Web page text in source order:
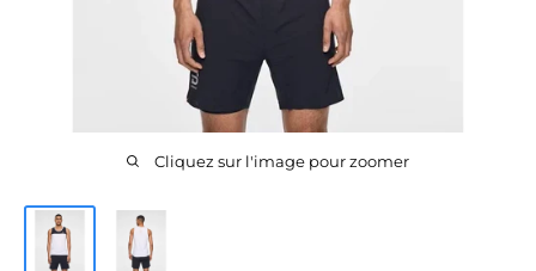
Cliquez sur l'image pour zoomer